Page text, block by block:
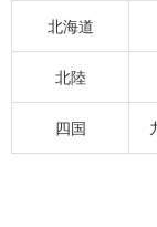
北海道
北陸
四国